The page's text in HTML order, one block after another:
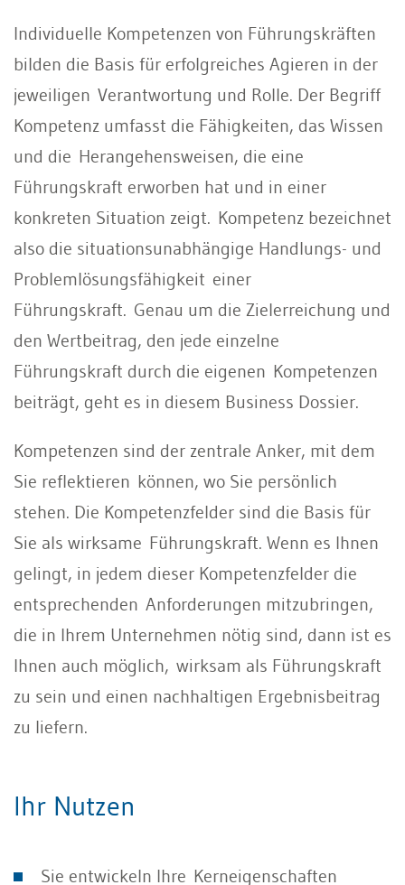
Individuelle Kompetenzen von Führungskräften
bilden die Basis für erfolgreiches Agieren in der
jeweiligen Verantwortung und Rolle. Der Begriff
Kompetenz umfasst die Fähigkeiten, das Wissen
und die Herangehensweisen, die eine
Führungskraft erworben hat und in einer
konkreten Situation zeigt. Kompetenz bezeichnet
also die situationsunabhängige Handlungs- und
Problemlösungsfähigkeit einer
Führungskraft. Genau um die Zielerreichung und
den Wertbeitrag, den jede einzelne
Führungskraft durch die eigenen Kompetenzen
beiträgt, geht es in diesem Business Dossier.
Kompetenzen sind der zentrale Anker, mit dem
Sie reflektieren können, wo Sie persönlich
stehen. Die Kompetenzfelder sind die Basis für
Sie als wirksame Führungskraft. Wenn es Ihnen
gelingt, in jedem dieser Kompetenzfelder die
entsprechenden Anforderungen mitzubringen,
die in Ihrem Unternehmen nötig sind, dann ist es
Ihnen auch möglich, wirksam als Führungskraft
zu sein und einen nachhaltigen Ergebnisbeitrag
zu liefern.
Ihr Nutzen
Sie entwickeln Ihre Kerneigenschaften